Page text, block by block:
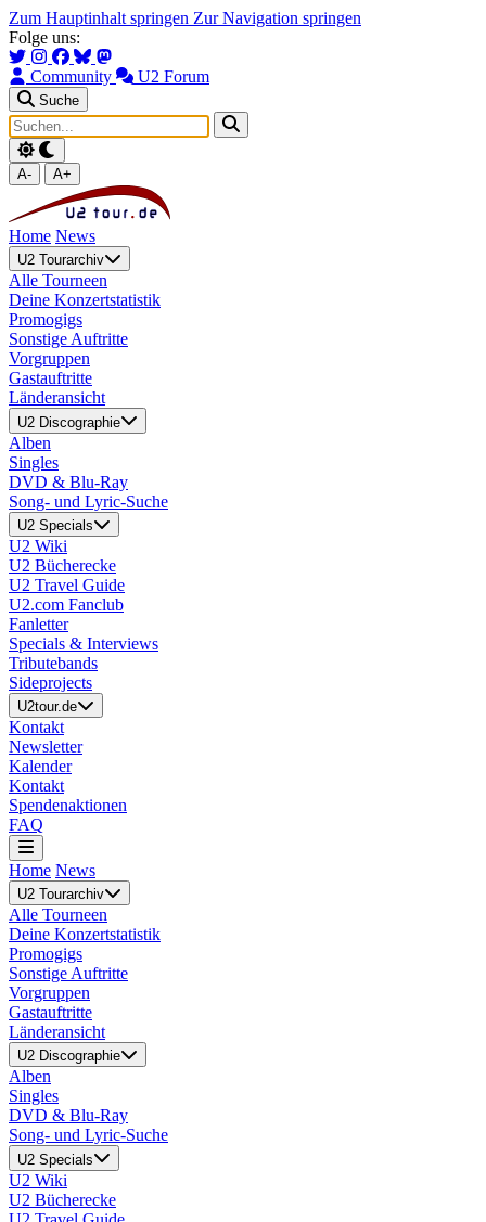
Zum Hauptinhalt springen Zur Navigation springen
Folge uns:
Community U2 Forum
Suche
A- A+
Home News
U2 Tourarchiv
Alle Tourneen
Deine Konzertstatistik
Promogigs
Sonstige Auftritte
Vorgruppen
Gastauftritte
Länderansicht
U2 Discographie
Alben
Singles
DVD & Blu-Ray
Song- und Lyric-Suche
U2 Specials
U2 Wiki
U2 Bücherecke
U2 Travel Guide
U2.com Fanclub
Fanletter
Specials & Interviews
Tributebands
Sideprojects
U2tour.de
Kontakt
Newsletter
Kalender
Kontakt
Spendenaktionen
FAQ
Home News
U2 Tourarchiv
Alle Tourneen
Deine Konzertstatistik
Promogigs
Sonstige Auftritte
Vorgruppen
Gastauftritte
Länderansicht
U2 Discographie
Alben
Singles
DVD & Blu-Ray
Song- und Lyric-Suche
U2 Specials
U2 Wiki
U2 Bücherecke